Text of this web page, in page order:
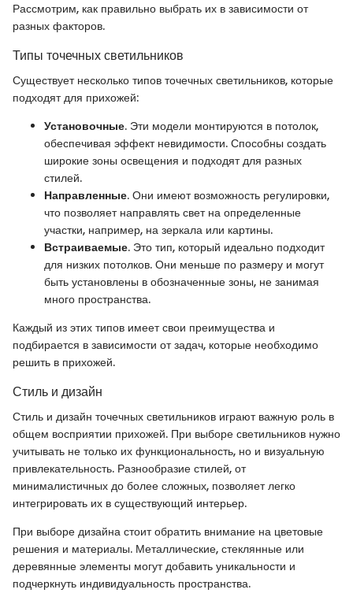
Рассмотрим, как правильно выбрать их в зависимости от
разных факторов.
Типы точечных светильников
Существует несколько типов точечных светильников, которые
подходят для прихожей:
Установочные. Эти модели монтируются в потолок,
обеспечивая эффект невидимости. Способны создать
широкие зоны освещения и подходят для разных
стилей.
Направленные. Они имеют возможность регулировки,
что позволяет направлять свет на определенные
участки, например, на зеркала или картины.
Встраиваемые. Это тип, который идеально подходит
для низких потолков. Они меньше по размеру и могут
быть установлены в обозначенные зоны, не занимая
много пространства.
Каждый из этих типов имеет свои преимущества и
подбирается в зависимости от задач, которые необходимо
решить в прихожей.
Стиль и дизайн
Стиль и дизайн точечных светильников играют важную роль в
общем восприятии прихожей. При выборе светильников нужно
учитывать не только их функциональность, но и визуальную
привлекательность. Разнообразие стилей, от
минималистичных до более сложных, позволяет легко
интегрировать их в существующий интерьер.
При выборе дизайна стоит обратить внимание на цветовые
решения и материалы. Металлические, стеклянные или
деревянные элементы могут добавить уникальности и
подчеркнуть индивидуальность пространства.